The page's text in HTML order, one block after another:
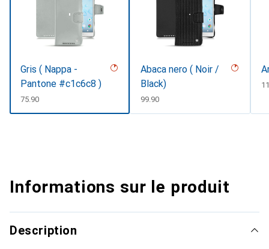
Gris ( Nappa -
Pantone #c1c6c8 )
CHF
75.90
Abaca nero ( Noir /
Black)
CHF
99.90
Informations sur le produit
Description